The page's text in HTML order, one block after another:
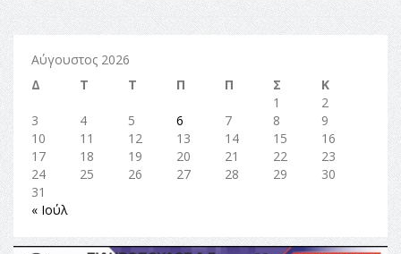
Αύγουστος 2026
Δ
Τ Τ Π Π Σ
Κ
1
2
3
4 5 6 7 8
9
10
11 12 13 14 15
16
17
18 19 20 21 22
23
24
25 26 27 28 29
30
31
« Ιούλ